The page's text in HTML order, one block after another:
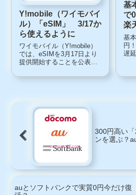
Y!mobile（ワイモバイ
ル）「eSIM」 3/17か
ら使えるように
ワイモバイル（Y!mobile）
では、eSIMを3月17日より
提供開始することを公表し
「eSIM」とはEmbedded
的なモノではな...
基
で
楽
る
基
円
遅
せ
300円高い
ンを選ぶ？
auとソフトバンクで実質0円今だけ復